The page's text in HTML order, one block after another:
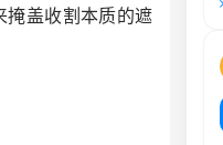
掩盖收割本质的遮